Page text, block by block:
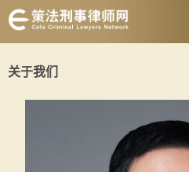
著名刑
关于我们